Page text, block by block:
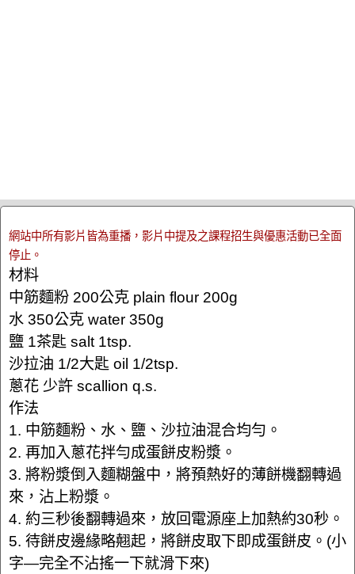
網站中所有影片皆為重播，影片中提及之課程招生與優惠活動已全面
停止。
材料
中筋麵粉 200公克 plain flour 200g
水 350公克 water 350g
鹽 1茶匙 salt 1tsp.
沙拉油 1/2大匙 oil 1/2tsp.
蔥花 少許 scallion q.s.
作法
1. 中筋麵粉、水、鹽、沙拉油混合均勻。
2. 再加入蔥花拌勻成蛋餅皮粉漿。
3. 將粉漿倒入麵糊盤中，將預熱好的薄餅機翻轉過
來，沾上粉漿。
4. 約三秒後翻轉過來，放回電源座上加熱約30秒。
5. 待餅皮邊緣略翹起，將餅皮取下即成蛋餅皮。(小
字—完全不沾搖一下就滑下來)